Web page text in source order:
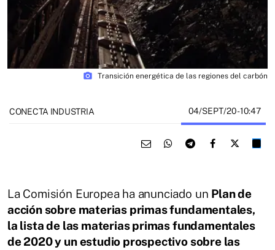
photo_camera Transición energética de las regiones del carbón
CONECTA INDUSTRIA 04/SEPT/20- 10:47
La Comisión Europea ha anunciado un Plan de
acción sobre materias primas fundamentales,
la lista de las materias primas fundamentales
de 2020 y un estudio prospectivo sobre las